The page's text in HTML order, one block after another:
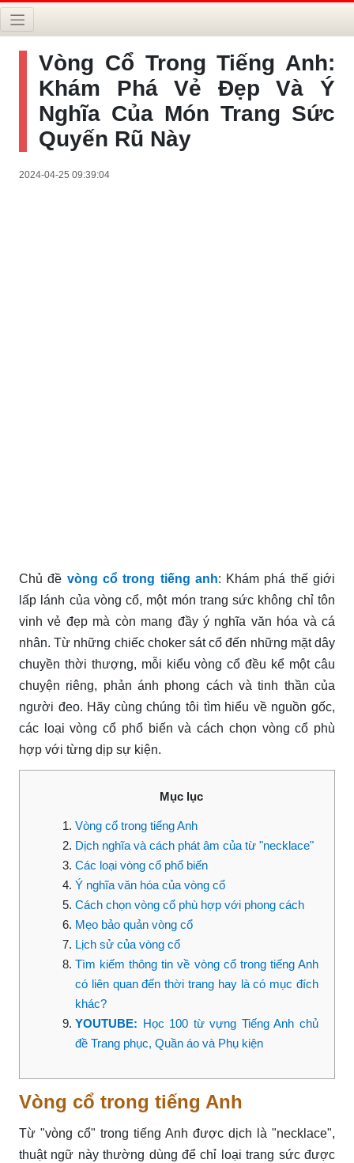
Vòng Cổ Trong Tiếng Anh:
Khám Phá Vẻ Đẹp Và Ý
Nghĩa Của Món Trang Sức
Quyến Rũ Này
2024-04-25 09:39:04
Chủ đề vòng cổ trong tiếng anh: Khám phá thế giới
lấp lánh của vòng cổ, một món trang sức không chỉ tôn
vinh vẻ đẹp mà còn mang đầy ý nghĩa văn hóa và cá
nhân. Từ những chiếc choker sát cổ đến những mặt dây
chuyền thời thượng, mỗi kiểu vòng cổ đều kể một câu
chuyện riêng, phản ánh phong cách và tinh thần của
người đeo. Hãy cùng chúng tôi tìm hiểu về nguồn gốc,
các loại vòng cổ phổ biến và cách chọn vòng cổ phù
hợp với từng dịp sự kiện.
Mục lục
Vòng cổ trong tiếng Anh
Dịch nghĩa và cách phát âm của từ "necklace"
Các loại vòng cổ phổ biến
Ý nghĩa văn hóa của vòng cổ
Cách chọn vòng cổ phù hợp với phong cách
Mẹo bảo quản vòng cổ
Lịch sử của vòng cổ
Tìm kiếm thông tin về vòng cổ trong tiếng Anh
có liên quan đến thời trang hay là có mục đích
khác?
YOUTUBE: Học 100 từ vựng Tiếng Anh chủ
đề Trang phục, Quần áo và Phụ kiện
Vòng cổ trong tiếng Anh
Từ "vòng cổ" trong tiếng Anh được dịch là "necklace",
thuật ngữ này thường dùng để chỉ loại trang sức được